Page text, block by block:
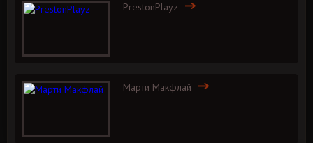
PrestonPlayz
Марти Макфлай